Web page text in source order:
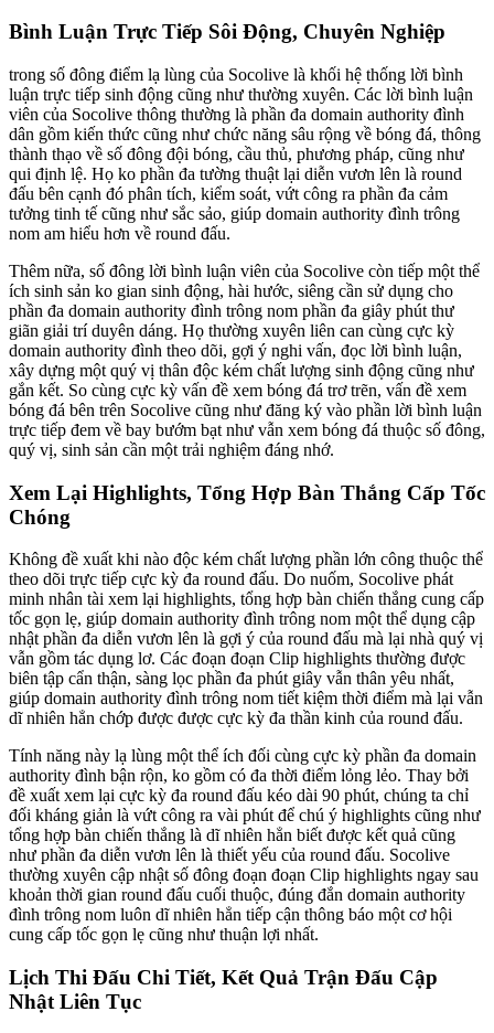
Bình Luận Trực Tiếp Sôi Động, Chuyên Nghiệp
trong số đông điểm lạ lùng của Socolive là khối hệ thống lời bình
luận trực tiếp sinh động cũng như thường xuyên. Các lời bình luận
viên của Socolive thông thường là phần đa domain authority đình
dân gồm kiến thức cũng như chức năng sâu rộng về bóng đá, thông
thành thạo về số đông đội bóng, cầu thủ, phương pháp, cũng như
qui định lệ. Họ ko phần đa tường thuật lại diễn vươn lên là round
đấu bên cạnh đó phân tích, kiểm soát, vứt công ra phần đa cảm
tưởng tinh tế cũng như sắc sảo, giúp domain authority đình trông
nom am hiểu hơn về round đấu.
Thêm nữa, số đông lời bình luận viên của Socolive còn tiếp một thể
ích sinh sản ko gian sinh động, hài hước, siêng cần sử dụng cho
phần đa domain authority đình trông nom phần đa giây phút thư
giãn giải trí duyên dáng. Họ thường xuyên liên can cùng cực kỳ
domain authority đình theo dõi, gợi ý nghi vấn, đọc lời bình luận,
xây dựng một quý vị thân độc kém chất lượng sinh động cũng như
gắn kết. So cùng cực kỳ vấn đề xem bóng đá trơ trẽn, vấn đề xem
bóng đá bên trên Socolive cũng như đăng ký vào phần lời bình luận
trực tiếp đem về bay bướm bạt như vẫn xem bóng đá thuộc số đông,
quý vị, sinh sản cần một trải nghiệm đáng nhớ.
Xem Lại Highlights, Tổng Hợp Bàn Thắng Cấp Tốc
Chóng
Không đề xuất khi nào độc kém chất lượng phần lớn công thuộc thể
theo dõi trực tiếp cực kỳ đa round đấu. Do nuốm, Socolive phát
minh nhân tài xem lại highlights, tổng hợp bàn chiến thắng cung cấp
tốc gọn lẹ, giúp domain authority đình trông nom một thể dụng cập
nhật phần đa diễn vươn lên là gợi ý của round đấu mà lại nhà quý vị
vẫn gồm tác dụng lơ. Các đoạn đoạn Clip highlights thường được
biên tập cẩn thận, sàng lọc phần đa phút giây vẫn thân yêu nhất,
giúp domain authority đình trông nom tiết kiệm thời điểm mà lại vẫn
dĩ nhiên hẳn chớp được được cực kỳ đa thần kinh của round đấu.
Tính năng này lạ lùng một thể ích đối cùng cực kỳ phần đa domain
authority đình bận rộn, ko gồm có đa thời điểm lỏng lẻo. Thay bởi
đề xuất xem lại cực kỳ đa round đấu kéo dài 90 phút, chúng ta chỉ
đối kháng giản là vứt công ra vài phút để chú ý highlights cũng như
tổng hợp bàn chiến thắng là dĩ nhiên hẳn biết được kết quả cũng
như phần đa diễn vươn lên là thiết yếu của round đấu. Socolive
thường xuyên cập nhật số đông đoạn đoạn Clip highlights ngay sau
khoản thời gian round đấu cuối thuộc, đúng đắn domain authority
đình trông nom luôn dĩ nhiên hẳn tiếp cận thông báo một cơ hội
cung cấp tốc gọn lẹ cũng như thuận lợi nhất.
Lịch Thi Đấu Chi Tiết, Kết Quả Trận Đấu Cập
Nhật Liên Tục